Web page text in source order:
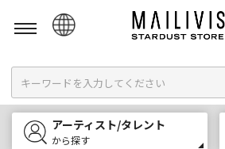
English
한국어
中文
アーティスト/タレント
から探す